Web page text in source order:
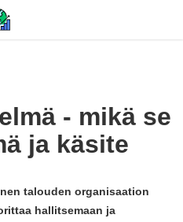
- mikä se
ja käsite
talouden organisaation
hallitsemaan ja